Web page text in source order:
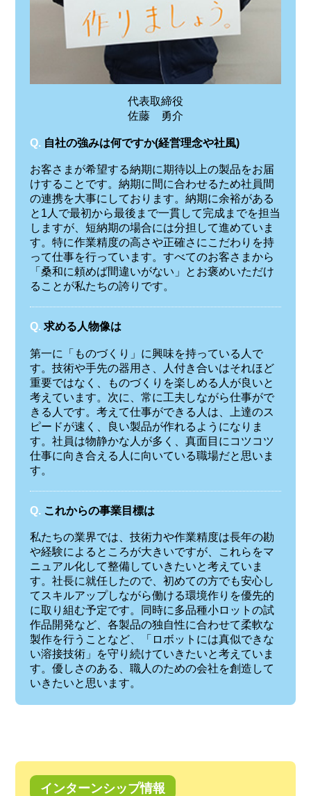
代表取締役
佐藤 勇介
Q. 自社の強みは何ですか(経営理念や社風)
お客さまが希望する納期に期待以上の製品をお届
けすることです。納期に間に合わせるため社員間
の連携を大事にしております。納期に余裕がある
と1人で最初から最後まで一貫して完成までを担当
しますが、短納期の場合には分担して進めていま
す。特に作業精度の高さや正確さにこだわりを持
って仕事を行っています。すべてのお客さまから
「桑和に頼めば間違いがない」とお褒めいただけ
ることが私たちの誇りです。
Q. 求める人物像は
第一に「ものづくり」に興味を持っている人で
す。技術や手先の器用さ、人付き合いはそれほど
重要ではなく、ものづくりを楽しめる人が良いと
考えています。次に、常に工夫しながら仕事がで
きる人です。考えて仕事ができる人は、上達のス
ピードが速く、良い製品が作れるようになりま
す。社員は物静かな人が多く、真面目にコツコツ
仕事に向き合える人に向いている職場だと思いま
す。
Q. これからの事業目標は
私たちの業界では、技術力や作業精度は長年の勘
や経験によるところが大きいですが、これらをマ
ニュアル化して整備していきたいと考えていま
す。社長に就任したので、初めての方でも安心し
てスキルアップしながら働ける環境作りを優先的
に取り組む予定です。同時に多品種小ロットの試
作品開発など、各製品の独自性に合わせて柔軟な
製作を行うことなど、「ロボットには真似できな
い溶接技術」を守り続けていきたいと考えていま
す。優しさのある、職人のための会社を創造して
いきたいと思います。
インターンシップ情報